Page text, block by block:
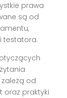
prawa
są od
testatora.
od
oraz praktyki